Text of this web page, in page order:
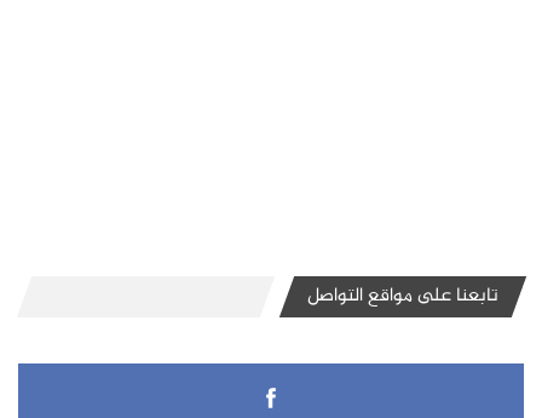
تابعنا على مواقع التواصل